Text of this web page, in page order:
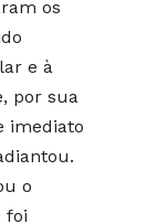
os
e à
por sua
imediato
o
foi